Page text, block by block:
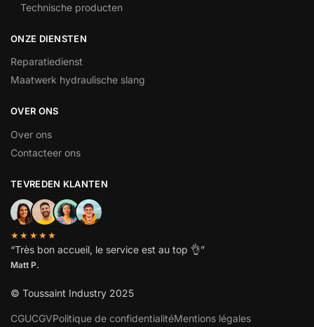
Technische producten
ONZE DIENSTEN
Reparatiedienst
Maatwerk hydraulische slang
OVER ONS
Over ons
Contacteer ons
TEVREDEN KLANTEN
★★★★★
“Très bon accueil, le service est au top 👌”
Matt P.
© Toussaint Industry 2025
CGUCGVPolitique de confidentialitéMentions légales